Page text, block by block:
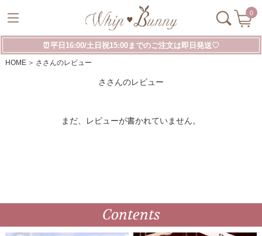
0
⏰平日16:00/土日祝15:00までのご注文は即日発送♡
HOME ささんのレビュー
ささんのレビュー
まだ、レビューが書かれていません。
Contents